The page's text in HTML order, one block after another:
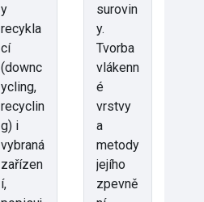
y
recykla
cí
(downc
ycling,
recyclin
g) i
vybraná
zařízen
í,
surovin
y.
Tvorba
vlákenn
é
vrstvy
a
metody
jejího
zpevně